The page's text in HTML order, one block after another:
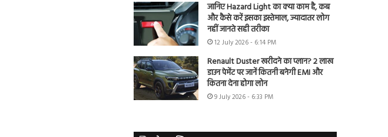
जानिए Hazard Light का क्या काम है, कब
और कैसे करें इसका इस्तेमाल, ज्यादातर लोग
नहीं जानते सही तरीका
12 July 2026 - 6:14 PM
Renault Duster खरीदने का प्लान? 2 लाख
डाउन पेमेंट पर जानें कितनी बनेगी EMI और
कितना देना होगा लोन
9 July 2026 - 6:33 PM